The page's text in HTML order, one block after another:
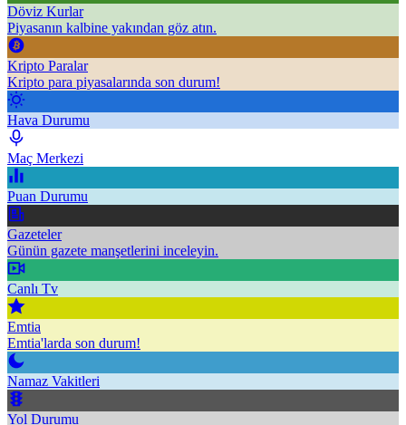
Döviz Kurlar
Piyasanın kalbine yakından göz atın.
Kripto Paralar
Kripto para piyasalarında son durum!
Hava Durumu
Maç Merkezi
Puan Durumu
Gazeteler
Günün gazete manşetlerini inceleyin.
Canlı Tv
Emtia
Emtia'larda son durum!
Namaz Vakitleri
Yol Durumu